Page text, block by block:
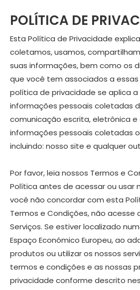
POLÍTICA DE
Esta Política de Privacidade
coletamos, usamos,
suas informações, bem como os
que você tem associados a
política de privacidade se aplica
informações pessoais coletadas
comunicação escrita, eletrônica e
informações pessoais coletadas
incluindo: nosso site e qualquer
Por favor, leia nossos Termos e
Política antes de acessar ou usar
você não concordar com esta
Termos e Condições, não acesse
Serviços. Se estiver localizado
Espaço Económico Europeu, ao
produtos ou utilizar os nossos
termos e condições e as nossas
privacidade conforme descrito